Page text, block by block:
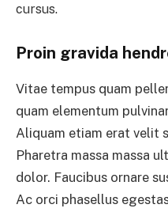
cursus.
Proin gravida
Vitae tempus quam
quam elementum
Aliquam etiam erat velit
Pharetra massa massa
dolor. Faucibus ornare
Ac orci phasellus